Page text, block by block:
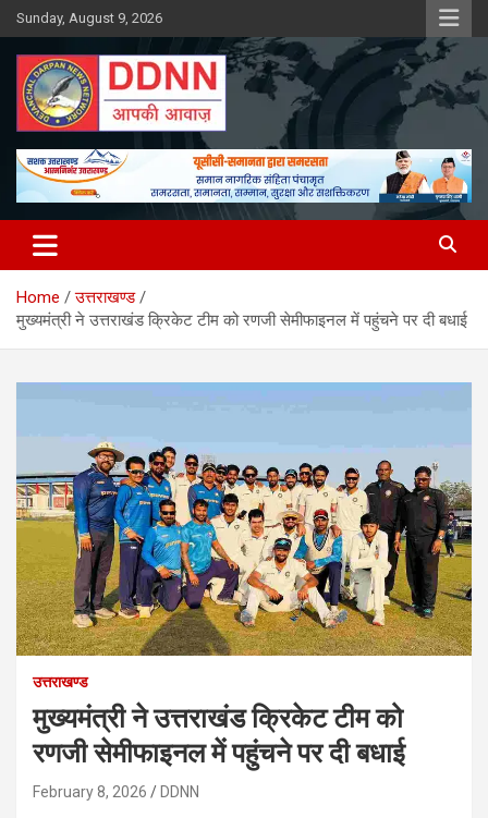
Skip
to
content
Sunday, August 9, 2026
DDNN
Home
उत्तराखण्ड
मुख्यमंत्री ने उत्तराखंड क्रिकेट टीम को रणजी सेमीफाइनल में पहुंचने पर दी बधाई
उत्तराखण्ड
मुख्यमंत्री ने उत्तराखंड क्रिकेट टीम को
रणजी सेमीफाइनल में पहुंचने पर दी बधाई
February 8, 2026 DDNN